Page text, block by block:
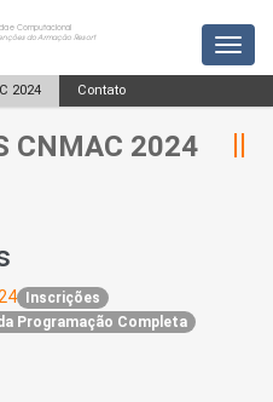
e Computacional
do Armação Resort
2024 Contato
CNMAC 2024
Inscrições
Programação Completa